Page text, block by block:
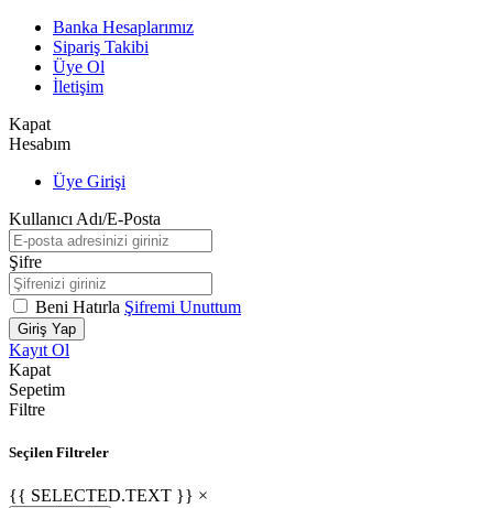
Banka Hesaplarımız
Sipariş Takibi
Üye Ol
İletişim
Kapat
Hesabım
Üye Girişi
Kullanıcı Adı/E-Posta
Şifre
Beni Hatırla Şifremi Unuttum
Giriş Yap
Kayıt Ol
Kapat
Sepetim
Filtre
Seçilen Filtreler
{{ SELECTED.TEXT }} ×